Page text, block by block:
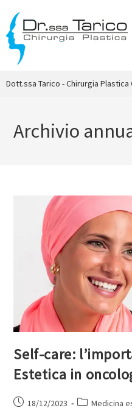
Dott.ssa Tarico - Chirurgia Plastica
Archivio
Self-care:
Estetica in
18/12/2023 Medicina